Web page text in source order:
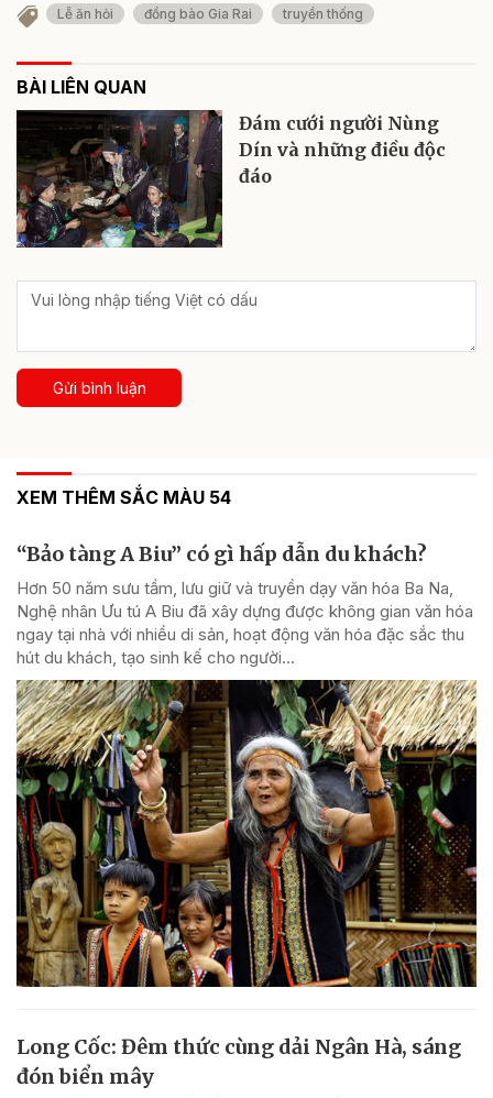
Lễ ăn hỏi đồng bào Gia Rai truyền thống
BÀI LIÊN QUAN
Đám cưới người Nùng
Dín và những điều độc
đáo
Gửi bình luận
XEM THÊM SẮC MÀU 54
“Bảo tàng A Biu” có gì hấp dẫn du khách?
Hơn 50 năm sưu tầm, lưu giữ và truyền dạy văn hóa Ba Na,
Nghệ nhân Ưu tú A Biu đã xây dựng được không gian văn hóa
ngay tại nhà với nhiều di sản, hoạt động văn hóa đặc sắc thu
hút du khách, tạo sinh kế cho người...
Long Cốc: Đêm thức cùng dải Ngân Hà, sáng
đón biển mây